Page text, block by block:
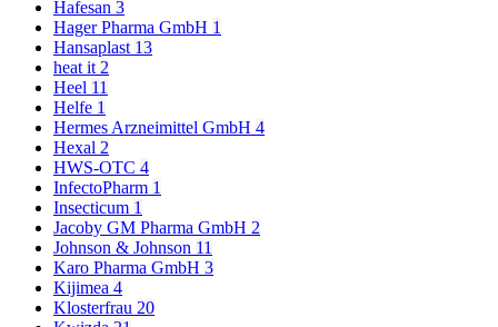
Hafesan 3
Hager Pharma GmbH 1
Hansaplast 13
heat it 2
Heel 11
Helfe 1
Hermes Arzneimittel GmbH 4
Hexal 2
HWS-OTC 4
InfectoPharm 1
Insecticum 1
Jacoby GM Pharma GmbH 2
Johnson & Johnson 11
Karo Pharma GmbH 3
Kijimea 4
Klosterfrau 20